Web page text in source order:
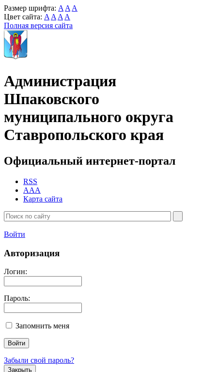
Размер шрифта: A A A
Цвет сайта: A A A A
Полная версия сайта
Администрация
Шпаковского
муниципального округа
Ставропольского края
Официальный интернет-портал
RSS
AAA
Карта сайта
Войти
Авторизация
Логин:
Пароль:
Запомнить меня
Забыли свой пароль?
Закрыть